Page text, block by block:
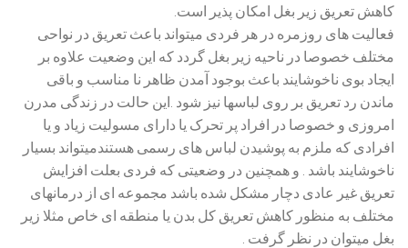
کاهش تعریق زیر بغل امکان پذیر است.
فعالیت های روزمره در هر فردی میتواند باعث تعریق در نواحی
مختلف خصوصا در ناحیه زیر بغل گردد که این وضعیت علاوه بر
ایجاد بوی ناخوشایند باعث بوجود آمدن ظاهر نا مناسب و باقی
ماندن رد تعریق بر روی لباسها نیز شود .این حالت در زندگی مدرن
امروزی و خصوصا در افراد پر تحرک یا دارای مسولیت زیاد و یا
افرادی که ملزم به پوشیدن لباس های رسمی هستندمیتواند بسیار
ناخوشایند باشد . و همچنین در وضعیتی که فردی بعلت افزایش
تعریق غیر عادی دچار مشکل شده باشد مجموعه ای از درمانهای
مختلف به منظور کاهش تعریق کل بدن یا منطقه ای خاص مثلا زیر
بغل میتوان در نظر گرفت .